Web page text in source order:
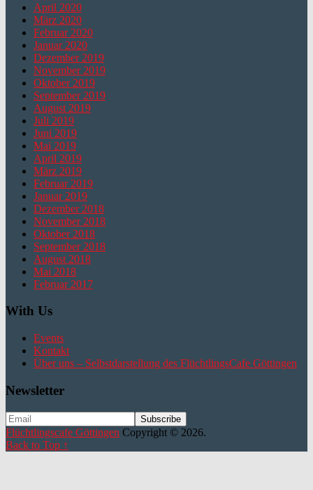
April 2020
März 2020
Februar 2020
Januar 2020
Dezember 2019
November 2019
Oktober 2019
September 2019
August 2019
Juli 2019
Juni 2019
Mai 2019
April 2019
März 2019
Februar 2019
Januar 2019
Dezember 2018
November 2018
Oktober 2018
September 2018
August 2018
Mai 2018
Februar 2017
With Us
Events
Kontakt
Über uns – Selbstdarstellung des FlüchtlingsCafe Göttingen
Newsletter
Flüchtlingscafe Göttingen Copyright © 2026.
Back to Top ↑